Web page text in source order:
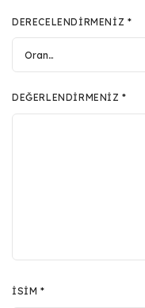
DERECELENDIRMENIZ *
DEĞERLENDIRMENIZ*
İSIM*